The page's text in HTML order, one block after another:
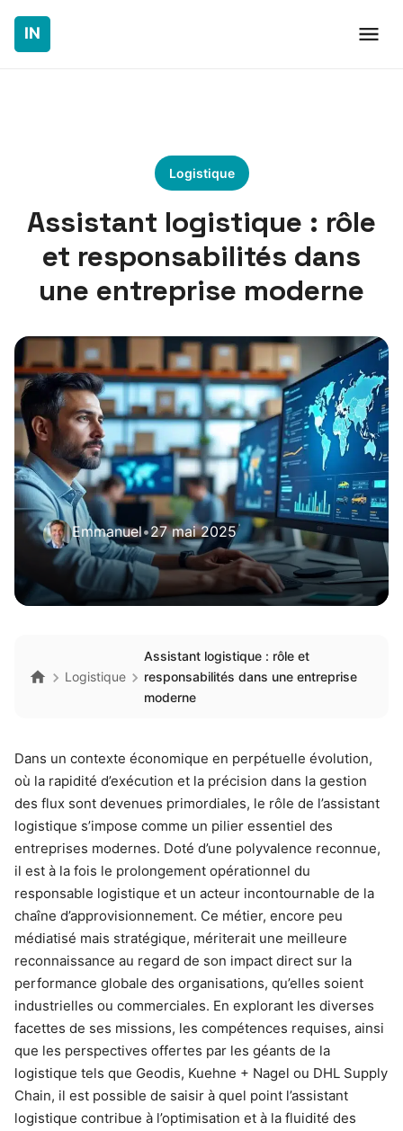
Logistique
Assistant logistique : rôle
et responsabilités dans
une entreprise moderne
Emmanuel•27 mai 2025
Logistique
Assistant logistique : rôle et
responsabilités dans une entreprise
moderne
Dans un contexte économique en perpétuelle évolution,
où la rapidité d’exécution et la précision dans la gestion
des flux sont devenues primordiales, le rôle de l’assistant
logistique s’impose comme un pilier essentiel des
entreprises modernes. Doté d’une polyvalence reconnue,
il est à la fois le prolongement opérationnel du
responsable logistique et un acteur incontournable de la
chaîne d’approvisionnement. Ce métier, encore peu
médiatisé mais stratégique, mériterait une meilleure
reconnaissance au regard de son impact direct sur la
performance globale des organisations, qu’elles soient
industrielles ou commerciales. En explorant les diverses
facettes de ses missions, les compétences requises, ainsi
que les perspectives offertes par les géants de la
logistique tels que Geodis, Kuehne + Nagel ou DHL Supply
Chain, il est possible de saisir à quel point l’assistant
logistique contribue à l’optimisation et à la fluidité des